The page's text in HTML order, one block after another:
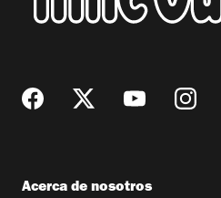
Acerca de nosotros